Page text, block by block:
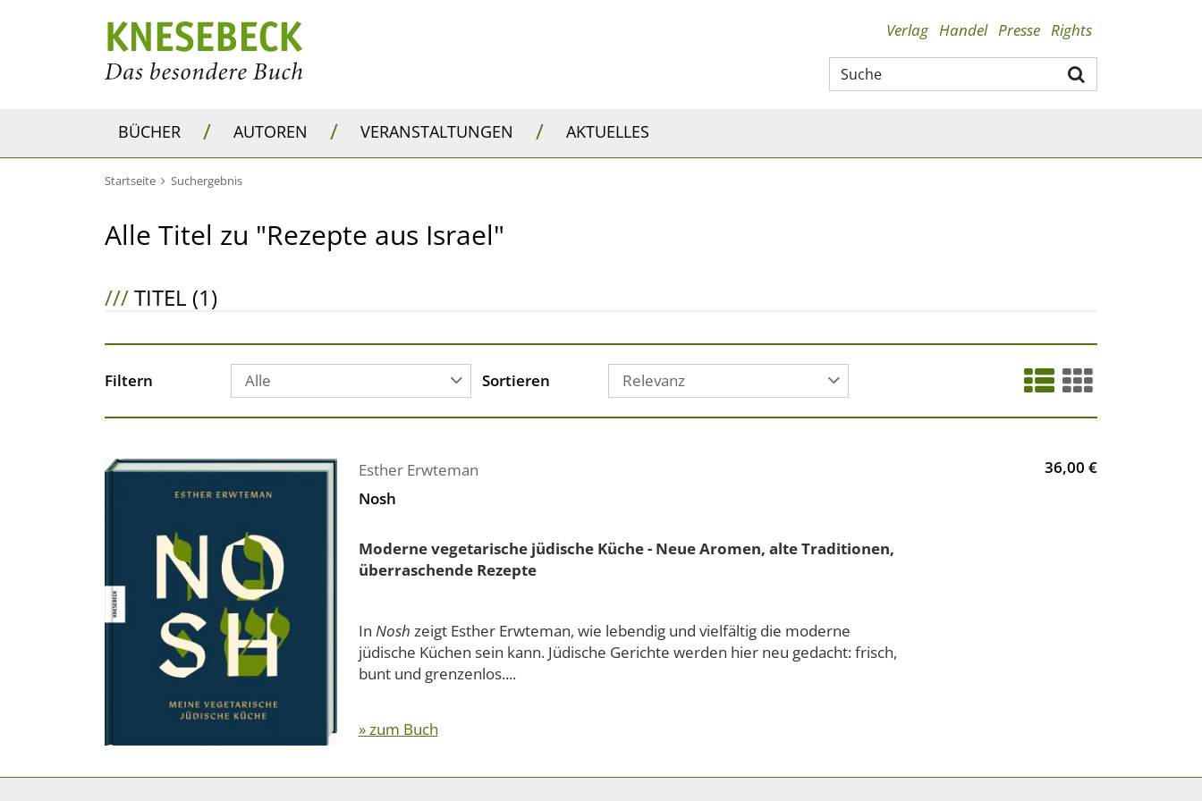
Verlag Handel Presse Rights
BÜCHER / AUTOREN / VERANSTALTUNGEN / AKTUELLES
Startseite Suchergebnis
Alle Titel zu "Rezepte aus Israel"
///TITEL (1)
Filtern Alle Sortieren Relevanz
Esther Erwteman
Nosh
Moderne vegetarische jüdische Küche - Neue Aromen, alte Traditionen,
überraschende Rezepte
In Nosh zeigt Esther Erwteman, wie lebendig und vielfältig die moderne
jüdische Küchen sein kann. Jüdische Gerichte werden hier neu gedacht: frisch,
bunt und grenzenlos....
» zum Buch
36,00 €